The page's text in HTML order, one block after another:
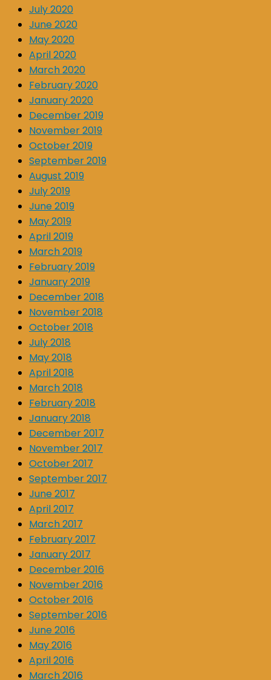
July 2020
June 2020
May 2020
April 2020
March 2020
February 2020
January 2020
December 2019
November 2019
October 2019
September 2019
August 2019
July 2019
June 2019
May 2019
April 2019
March 2019
February 2019
January 2019
December 2018
November 2018
October 2018
July 2018
May 2018
April 2018
March 2018
February 2018
January 2018
December 2017
November 2017
October 2017
September 2017
June 2017
April 2017
March 2017
February 2017
January 2017
December 2016
November 2016
October 2016
September 2016
June 2016
May 2016
April 2016
March 2016